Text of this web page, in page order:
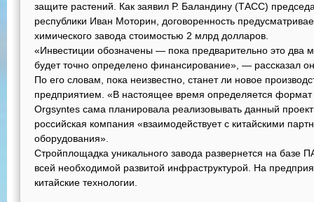
защите растений. Как заявил Р. Баландину (ТАСС)
республики Иван Моторин, договоренность
химического завода стоимостью 2 млрд долларов.
«Инвестиции обозначены — пока предварительно это два
будет точно определено финансирование», — рассказал
По его словам, пока неизвестно, станет ли новое
предприятием. «В настоящее время определяется формат
Orgsyntes сама планировала реализовывать данный
российская компания «взаимодействует с китайскими
оборудования».
Стройплощадка уникального завода развернется на базе
всей необходимой развитой инфраструктурой. На
китайские технологии.